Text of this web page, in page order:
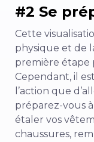
#2 Se
Cette
physique et de
première étape
Cependant, il
l’action que
préparez-vous
étaler vos
chaussures,